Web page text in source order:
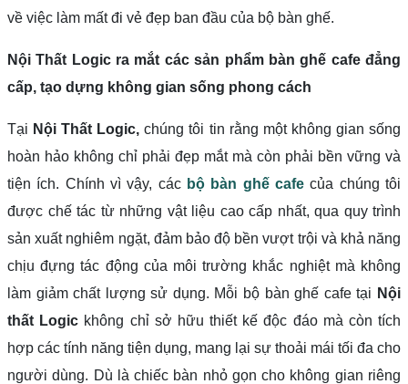
về việc làm mất đi vẻ đẹp ban đầu của bộ bàn ghế.
Nội Thất Logic ra mắt các sản phẩm bàn ghế cafe đẳng
cấp, tạo dựng không gian sống phong cách
Tại Nội Thất Logic, chúng tôi tin rằng một không gian sống
hoàn hảo không chỉ phải đẹp mắt mà còn phải bền vững và
tiện ích. Chính vì vậy, các bộ bàn ghế cafe của chúng tôi
được chế tác từ những vật liệu cao cấp nhất, qua quy trình
sản xuất nghiêm ngặt, đảm bảo độ bền vượt trội và khả năng
chịu đựng tác động của môi trường khắc nghiệt mà không
làm giảm chất lượng sử dụng. Mỗi bộ bàn ghế cafe tại Nội
thất Logic không chỉ sở hữu thiết kế độc đáo mà còn tích
hợp các tính năng tiện dụng, mang lại sự thoải mái tối đa cho
người dùng. Dù là chiếc bàn nhỏ gọn cho không gian riêng